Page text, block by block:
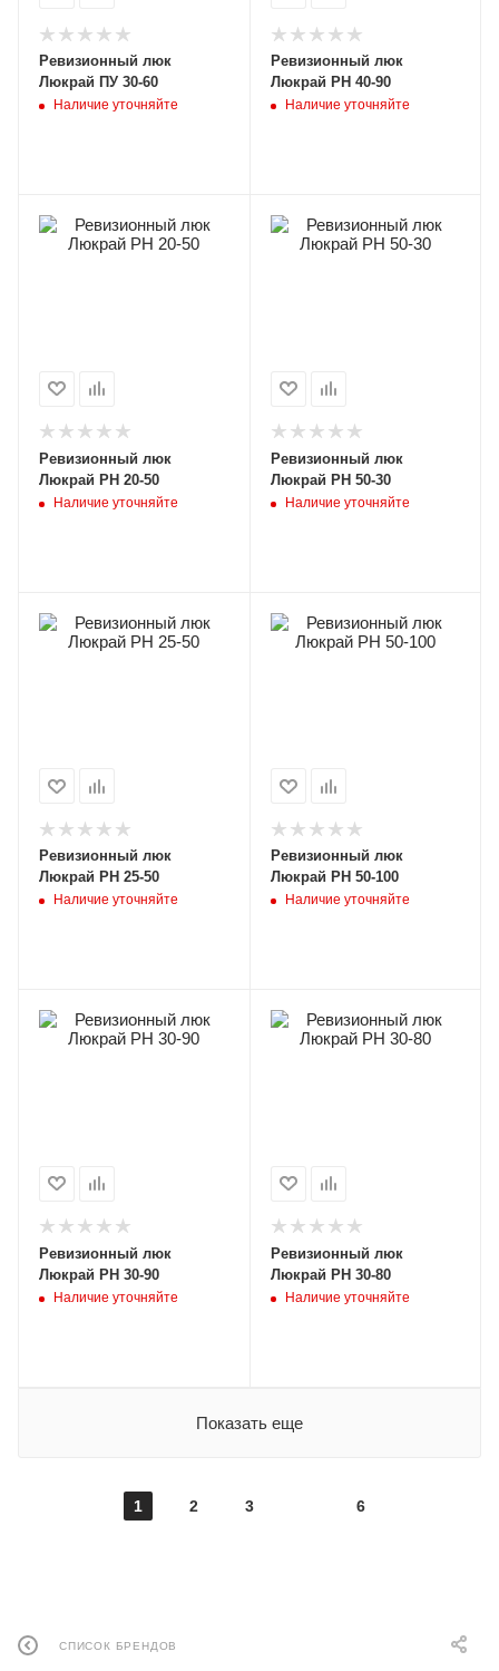
Ревизионный люк
Люкрай ПУ 30-60
Наличие уточняйте
Ревизионный люк
Люкрай РН 40-90
Наличие уточняйте
Ревизионный люк
Люкрай РН 20-50
Наличие уточняйте
Ревизионный люк
Люкрай РН 50-30
Наличие уточняйте
Ревизионный люк
Люкрай РН 25-50
Наличие уточняйте
Ревизионный люк
Люкрай РН 50-100
Наличие уточняйте
Ревизионный люк
Люкрай РН 30-90
Наличие уточняйте
Ревизионный люк
Люкрай РН 30-80
Наличие уточняйте
Показать еще
1 2 3 6
СПИСОК БРЕНДОВ